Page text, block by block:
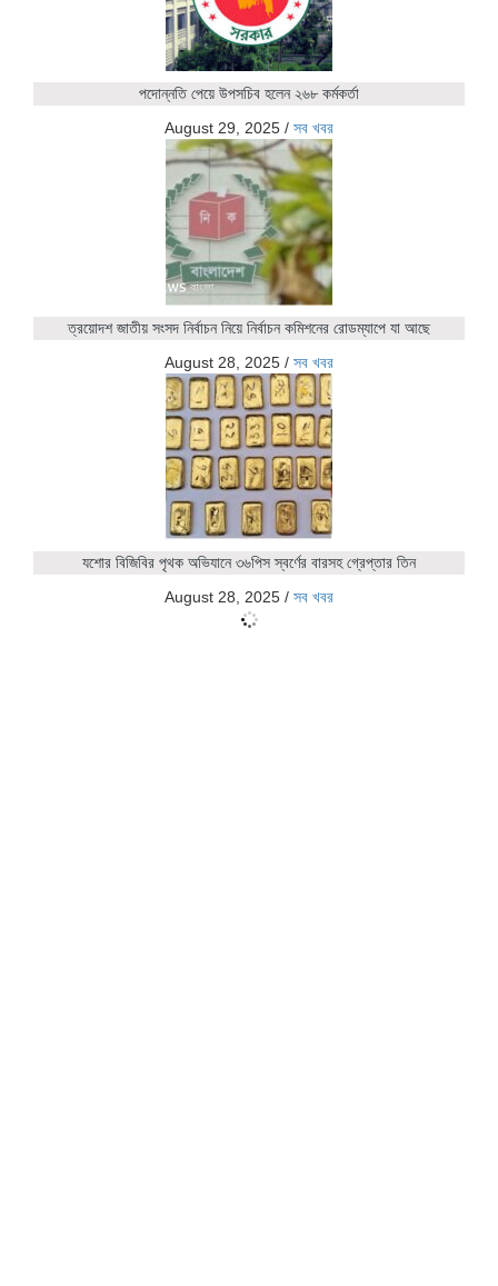
পদোন্নতি পেয়ে উপসচিব হলেন ২৬৮ কর্মকর্তা
August 29, 2025 / সব খবর
ত্রয়োদশ জাতীয় সংসদ নির্বাচন নিয়ে নির্বাচন কমিশনের রোডম্যাপে যা আছে
August 28, 2025 / সব খবর
যশোর বিজিবির পৃথক অভিযানে ৩৬পিস স্বর্ণের বারসহ গ্রেপ্তার তিন
August 28, 2025 / সব খবর